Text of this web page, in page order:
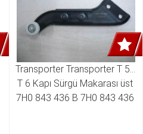
Transporter Transporter T 5 -
T 6 Kapı Sürgü Makarası üst
7H0 843 436 B 7H0 843 436